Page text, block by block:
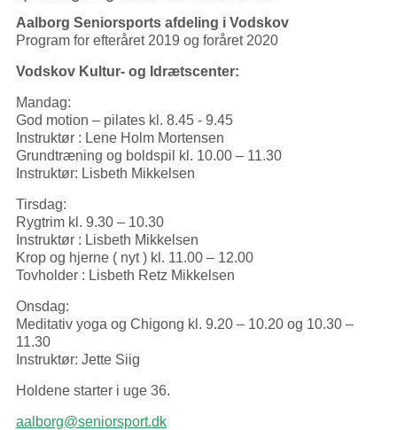
Aalborg Seniorsports afdeling i Vodskov
Program for efteråret 2019 og foråret 2020
Vodskov Kultur- og Idrætscenter:
Mandag:
God motion – pilates kl. 8.45 - 9.45
Instruktør : Lene Holm Mortensen
Grundtræning og boldspil kl. 10.00 – 11.30
Instruktør: Lisbeth Mikkelsen
Tirsdag:
Rygtrim kl. 9.30 – 10.30
Instruktør : Lisbeth Mikkelsen
Krop og hjerne ( nyt ) kl. 11.00 – 12.00
Tovholder : Lisbeth Retz Mikkelsen
Onsdag:
Meditativ yoga og Chigong kl. 9.20 – 10.20 og 10.30 –
11.30
Instruktør: Jette Siig
Holdene starter i uge 36.
aalborg@seniorsport.dk